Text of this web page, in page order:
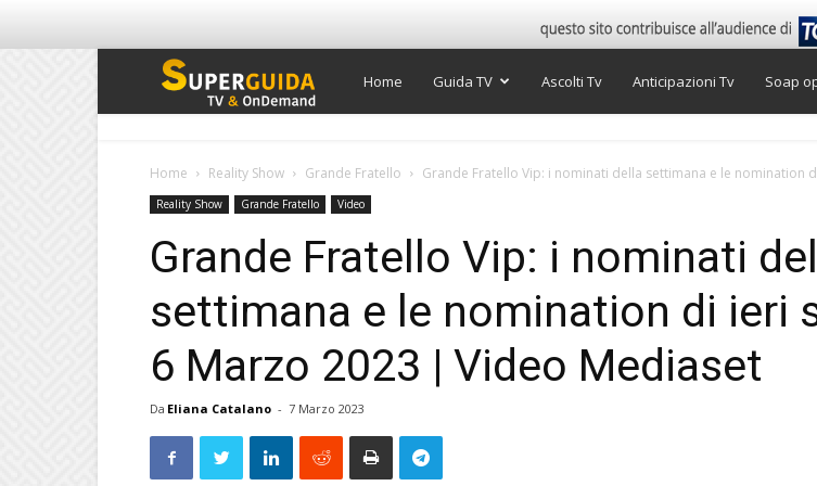
Super
TV
Home Guida TV Ascolti Tv Anticipazioni Tv Soap
Home Reality Show Grande Fratello Grande Fratello Vip: i nominati della settimana e le nomination
Reality Show Grande Fratello Video
Grande Fratello Vip: i nominati
settimana e le nomination di ieri
6 Marzo 2023 | Video Mediaset
Da Eliana Catalano - 7 Marzo 2023